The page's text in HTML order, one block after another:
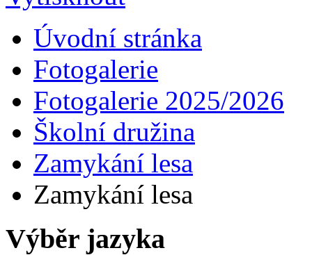
Úvodní stránka
Fotogalerie
Fotogalerie 2025/2026
Školní družina
Zamykání lesa
Zamykání lesa
Výběr jazyka